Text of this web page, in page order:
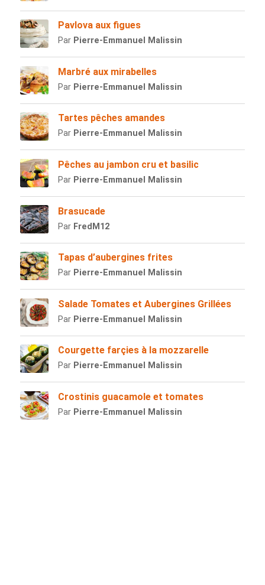
Pavlova aux figues
Par Pierre-Emmanuel Malissin
Marbré aux mirabelles
Par Pierre-Emmanuel Malissin
Tartes pêches amandes
Par Pierre-Emmanuel Malissin
Pêches au jambon cru et basilic
Par Pierre-Emmanuel Malissin
Brasucade
Par FredM12
Tapas d’aubergines frites
Par Pierre-Emmanuel Malissin
Salade Tomates et Aubergines Grillées
Par Pierre-Emmanuel Malissin
Courgette farçies à la mozzarelle
Par Pierre-Emmanuel Malissin
Crostinis guacamole et tomates
Par Pierre-Emmanuel Malissin